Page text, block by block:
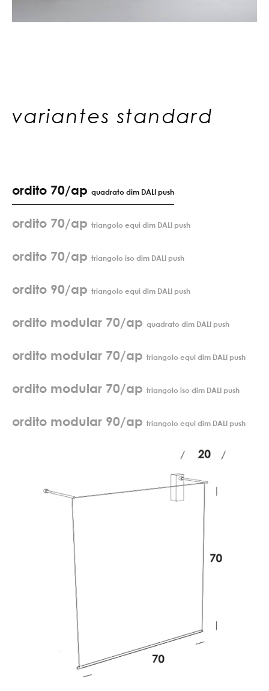
variantes standard
ordito 70/ap quadrato dim DALI push
ordito 70/ap triangolo equi dim DALI push
ordito 70/ap triangolo iso dim DALI push
ordito 90/ap triangolo equi dim DALI push
ordito modular 70/ap quadrato dim DALI push
ordito modular 70/ap triangolo equi dim DALI push
ordito modular 70/ap triangolo iso dim DALI push
ordito modular 90/ap triangolo equi dim DALI push